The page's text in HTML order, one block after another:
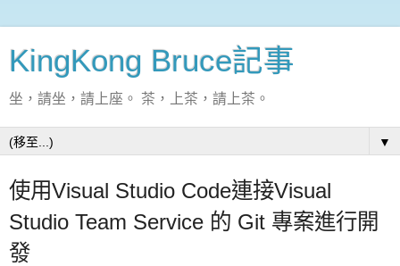
KingKong Bruce記事
坐，請坐，請上座。 茶，上茶，請上茶。
▼
使用Visual Studio Code連接Visual
Studio Team Service 的 Git 專案進行開
發